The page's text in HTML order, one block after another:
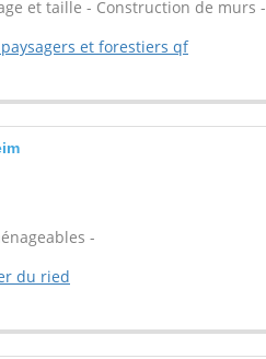
et taille - Construction de murs -
et forestiers qf
-
du ried